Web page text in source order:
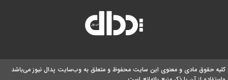
کلیه حقوق مادی و معنوی این سایت محفوظ و متعلق به وب‌سایت پدال نیوز می‌باشد